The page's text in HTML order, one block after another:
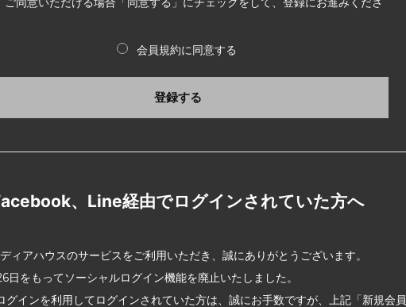
会員規約に同意する
登録する
、Line経由でログインされていた方へ
ィアハウスのサービスをご利用いただき、誠にありがとうございます。
日をもってソーシャルログイン機能を廃止いたしました。
グインを利用してログインされていた方は、誠にお手数ですが、上記「新規会員